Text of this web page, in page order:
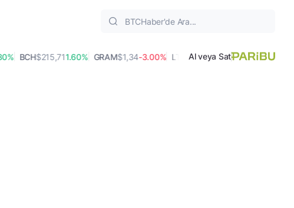
BCH$215,711.60% GRAM$1,34-3.00% LTC $45,691.70% AVAX $6,45-
Al veya Sat